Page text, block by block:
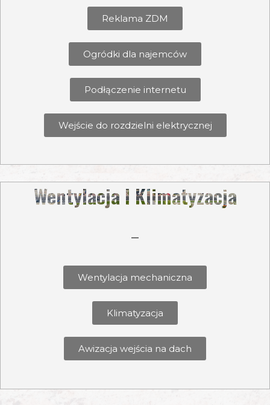
Reklama ZDM
Ogródki dla najemców
Podłączenie internetu
Wejście do rozdzielni elektrycznej
Wentylacja I Klimatyzacja
Wentylacja mechaniczna
Klimatyzacja
Awizacja wejścia na dach